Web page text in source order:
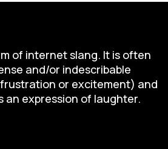
of internet slang. It is often
and/or indescribable
or excitement) and
an expression of laughter.